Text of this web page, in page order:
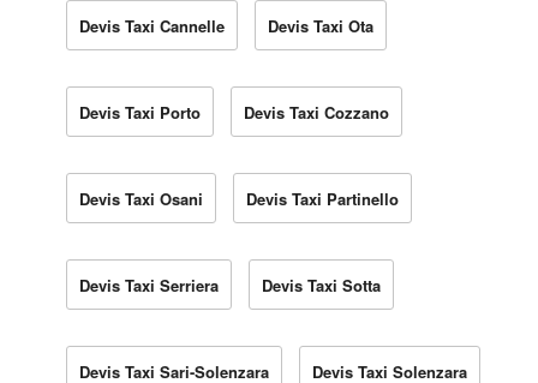
Devis Taxi Cannelle Devis Taxi Ota
Devis Taxi Porto Devis Taxi Cozzano
Devis Taxi Osani Devis Taxi Partinello
Devis Taxi Serriera Devis Taxi Sotta
Devis Taxi Sari-Solenzara Devis Taxi Solenzara